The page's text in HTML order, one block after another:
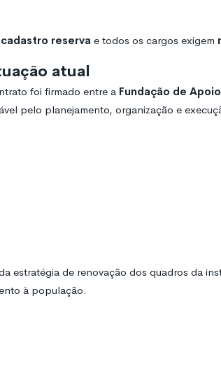
cadastro reserva e todos os cargos exigem
atual
foi firmado entre a Fundação de
pelo planejamento, organização e
estratégia de renovação dos quadros da
à população.